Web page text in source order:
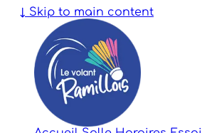
↓ Skip to main content